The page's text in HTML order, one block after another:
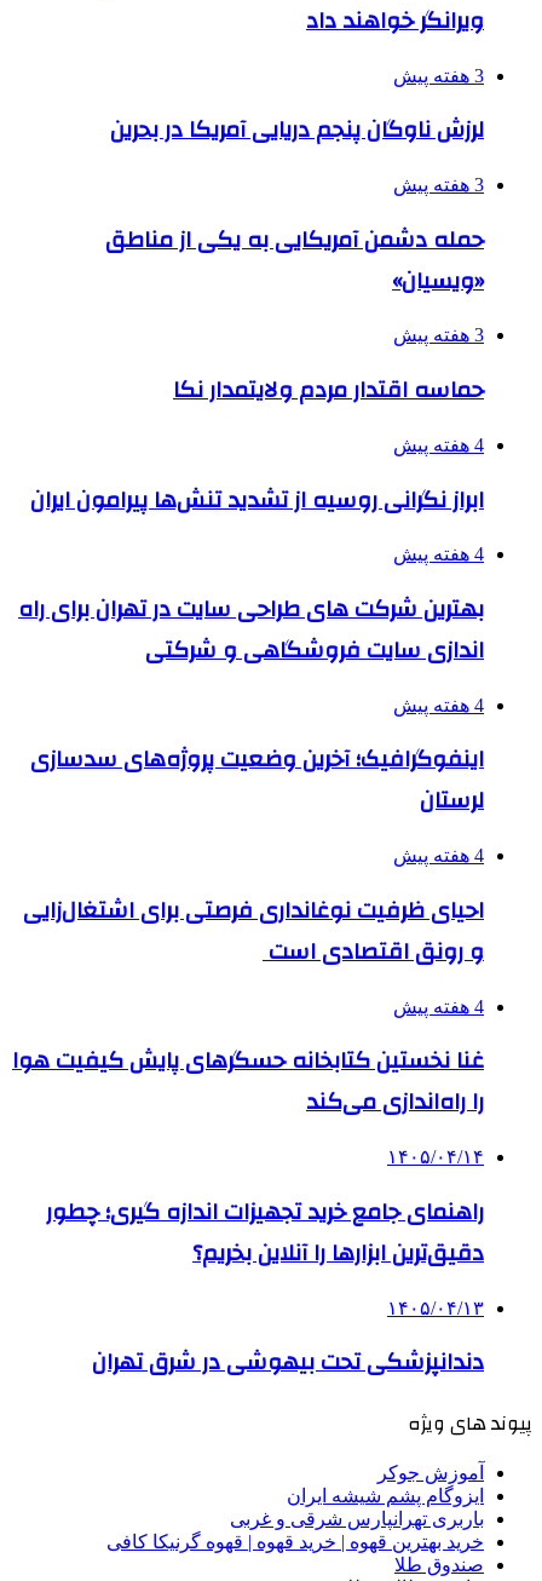
ویرانگر خواهند داد
3 هفته پیش
لرزش ناوگان پنجم دریایی آمریکا در بحرین
3 هفته پیش
حمله دشمن آمریکایی به یکی از مناطق
«ویسیان»
3 هفته پیش
حماسه اقتدار مردم ولایتمدار نکا
4 هفته پیش
ابراز نگرانی روسیه از تشدید تنش‌ها پیرامون ایران
4 هفته پیش
بهترین شرکت های طراحی سایت در تهران برای راه
اندازی سایت فروشگاهی و شرکتی
4 هفته پیش
اینفوگرافیک؛ آخرین وضعیت پروژه‌های سدسازی
لرستان
4 هفته پیش
احیای ظرفیت نوغانداری فرصتی برای اشتغال‌زایی
و رونق اقتصادی است
4 هفته پیش
غنا نخستین کتابخانه حسگرهای پایش کیفیت هوا
را راه‌اندازی می‌کند
۱۴۰۵/۰۴/۱۴
راهنمای جامع خرید تجهیزات اندازه گیری؛ چطور
دقیق‌ترین ابزارها را آنلاین بخریم؟
۱۴۰۵/۰۴/۱۳
دندانپزشکی تحت بیهوشی در شرق تهران
پیوند های ویژه
آموزش جوکر
ایزوگام پشم شیشه ایران
باربری تهرانپارس شرقی و غربی
خرید بهترین قهوه | خرید قهوه | قهوه گرنیکا کافی
صندوق طلا